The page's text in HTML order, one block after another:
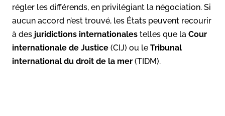
régler les différends, en privilégiant la négociation. Si
aucun accord n’est trouvé, les États peuvent recourir
à des juridictions internationales telles que la Cour
internationale de Justice (CIJ) ou le Tribunal
international du droit de la mer (TIDM).